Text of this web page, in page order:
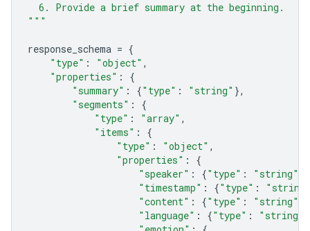
  6. Provide a brief summary at the beginning.
"""
response_schema = {
"type" : "object" ,
"properties" :
{
"summary" : {"type" : "string" },
"segments" :
{
"type" : "array" ,
"items" :
{
"type" : "object" ,
"properties" :
{
"speaker" : {"type" : "string"
"timestamp" : {"type" :
"content" : {"type" : "string"
"language" : {"type" : "string"